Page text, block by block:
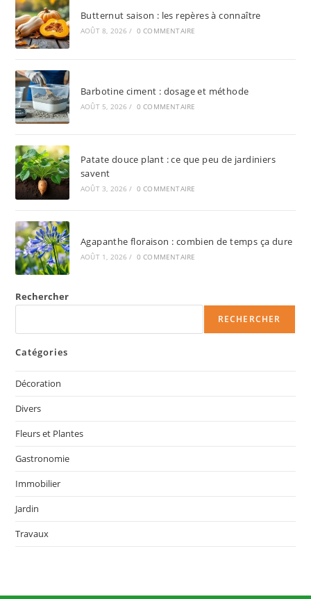
Butternut saison : les repères à connaître
AOÛT 8, 2026 / 0 COMMENTAIRE
Barbotine ciment : dosage et méthode
AOÛT 5, 2026 / 0 COMMENTAIRE
Patate douce plant : ce que peu de jardiniers
savent
AOÛT 3, 2026 / 0 COMMENTAIRE
Agapanthe floraison : combien de temps ça dure
AOÛT 1, 2026 / 0 COMMENTAIRE
Rechercher
RECHERCHER
Catégories
Décoration
Divers
Fleurs et Plantes
Gastronomie
Immobilier
Jardin
Travaux